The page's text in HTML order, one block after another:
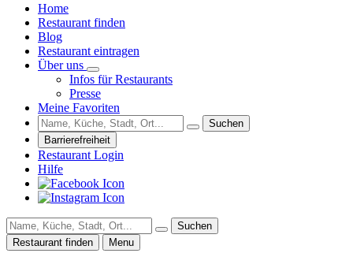
Home
Restaurant finden
Blog
Restaurant eintragen
Über uns
Infos für Restaurants
Presse
Meine Favoriten
Suchen
Barrierefreiheit
Restaurant Login
Hilfe
Suchen
Restaurant finden
Menu